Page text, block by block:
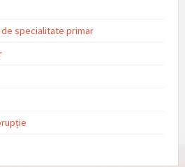
specialitate primar